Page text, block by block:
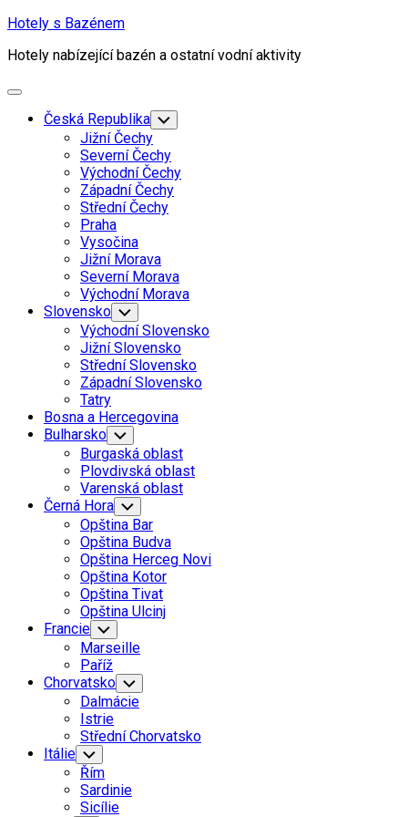
Skip
content
Hotely s Bazénem
Hotely nabízející bazén a ostatní vodní aktivity
Expand
Česká Republika Toggle
Child
Menu
Jižní Čechy
Severní Čechy
Východní Čechy
Západní Čechy
Střední Čechy
Praha
Vysočina
Jižní Morava
Severní Morava
Východní Morava
Current
Page
Parent
Slovensko Toggle
Child
Menu
Current
Page
Parent
Východní Slovensko
Jižní Slovensko
Střední Slovensko
Západní Slovensko
Current
Page
Parent
Tatry
Bosna a Hercegovina
Bulharsko Toggle
Child
Menu
Burgaská oblast
Plovdivská oblast
Varenská oblast
Černá Hora Toggle
Child
Menu
Opština Bar
Opština Budva
Opština Herceg Novi
Opština Kotor
Opština Tivat
Opština Ulcinj
Francie Toggle
Child
Menu
Marseille
Paříž
Chorvatsko Toggle
Child
Menu
Dalmácie
Istrie
Střední Chorvatsko
Itálie Toggle
Child
Menu
Řím
Sardinie
Sicílie